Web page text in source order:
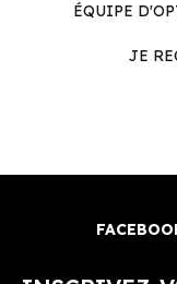
ÉQUIPE
JE